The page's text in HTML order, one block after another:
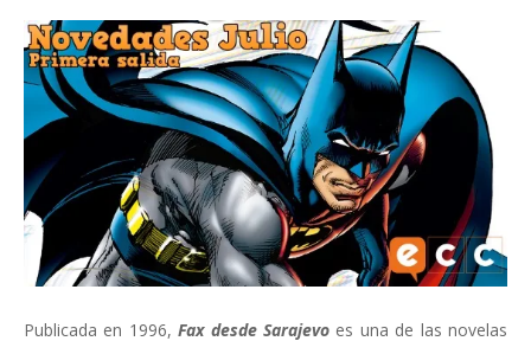
Publicada en 1996,Fax desde Sarajevo es una de las novelas